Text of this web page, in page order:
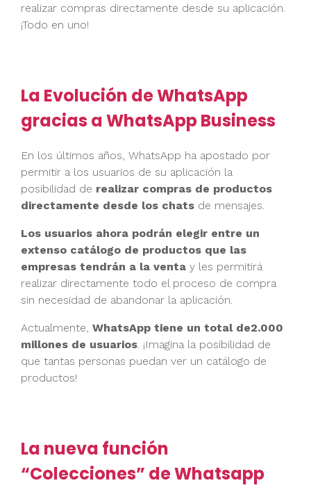
realizar compras directamente desde su aplicación.
¡Todo en uno!
La Evolución de WhatsApp
gracias a WhatsApp Business
En los últimos años, WhatsApp ha apostado por
permitir a los usuarios de su aplicación la
posibilidad de realizar compras de productos
directamente desde los chats de mensajes.
Los usuarios ahora podrán elegir entre un
extenso catálogo de productos que las
empresas tendrán a la venta y les permitirá
realizar directamente todo el proceso de compra
sin necesidad de abandonar la aplicación.
Actualmente, WhatsApp tiene un total de2.000
millones de usuarios. ¡Imagina la posibilidad de
que tantas personas puedan ver un catálogo de
productos!
La nueva función
“Colecciones” de Whatsapp